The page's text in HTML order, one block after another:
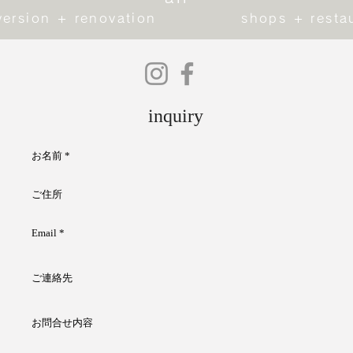
+ renovation shops +
inquiry
お名前
ご住所
Email
ご連絡先
お問合せ内容